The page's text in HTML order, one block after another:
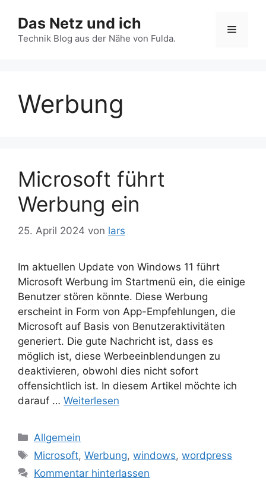
Inhalt
springen
Das Netz und ich
Technik Blog aus der Nähe von Fulda.
Menü
Werbung
Microsoft führt
Werbung ein
25. April 2024 von lars
Im aktuellen Update von Windows 11 führt
Microsoft Werbung im Startmenü ein, die einige
Benutzer stören könnte. Diese Werbung
erscheint in Form von App-Empfehlungen, die
Microsoft auf Basis von Benutzeraktivitäten
generiert. Die gute Nachricht ist, dass es
möglich ist, diese Werbeeinblendungen zu
deaktivieren, obwohl dies nicht sofort
offensichtlich ist. In diesem Artikel möchte ich
darauf … Weiterlesen
Kategorien
Allgemein
Schlagwörter
Microsoft,Werbung,windows,wordpress
Kommentar hinterlassen